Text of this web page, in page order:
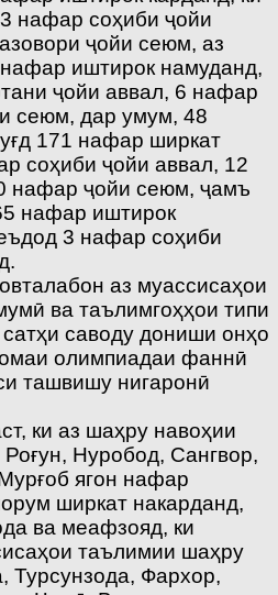
нафар соҳиби ҷойи
ҷойи сеюм, аз
иштирок намуданд,
ҷойи аввал, 6 нафар
сеюм, дар умум, 48
171 нафар ширкат
соҳиби ҷойи аввал, 12
нафар ҷойи сеюм, ҷамъ
нафар иштирок
3 нафар соҳиби
аз муассисаҳои
ва таълимгоҳҳои типи
саводу дониши онҳо
олимпиадаи фаннӣ
ташвишу нигаронӣ
ки аз шаҳру навоҳии
Нуробод, Сангвор,
ягон нафар
ширкат накарданд,
ва меафзояд, ки
таълимии шаҳру
Турсунзода, Фархор,